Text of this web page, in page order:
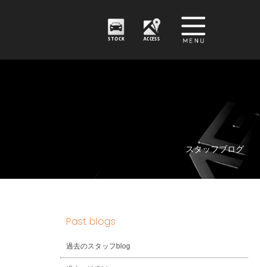
STOCK ACCESS
スタッフブログ
Past blogs
過去のスタッフblog